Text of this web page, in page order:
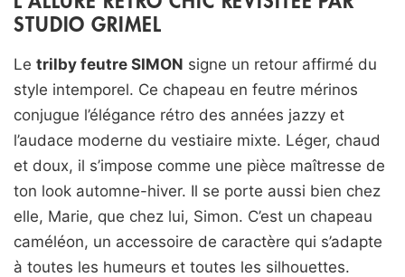
STUDIO GRIMEL
Le trilby feutre SIMON signe un retour affirmé du
style intemporel. Ce chapeau en feutre mérinos
conjugue l’élégance rétro des années jazzy et
l’audace moderne du vestiaire mixte. Léger, chaud
et doux, il s’impose comme une pièce maîtresse de
ton look automne-hiver. Il se porte aussi bien chez
elle, Marie, que chez lui, Simon. C’est un chapeau
caméléon, un accessoire de caractère qui s’adapte
à toutes les humeurs et toutes les silhouettes.